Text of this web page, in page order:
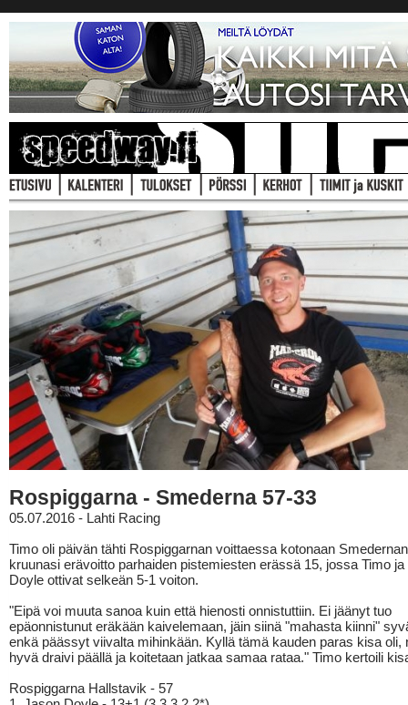
Rospiggarna - Smederna 57-33
05.07.2016 - Lahti Racing
Timo oli päivän tähti Rospiggarnan voittaessa kotonaan
kruunasi erävoitto parhaiden pistemiesten erässä 15, jossa Timo
Doyle ottivat selkeän 5-1 voiton.
"Eipä voi muuta sanoa kuin että hienosti onnistuttiin. Ei jäänyt tuo
epäonnistunut eräkään kaivelemaan, jäin siinä "mahasta kiinni"
enkä päässyt viivalta mihinkään. Kyllä tämä kauden paras kisa oli,
hyvä draivi päällä ja koitetaan jatkaa samaa rataa." Timo kertoili
Rospiggarna Hallstavik - 57